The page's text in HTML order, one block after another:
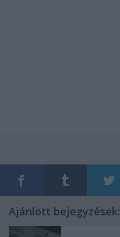
Ajánlott bejegyzések: